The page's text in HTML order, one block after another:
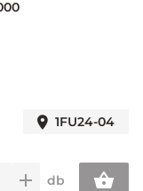
1FU24-04
db